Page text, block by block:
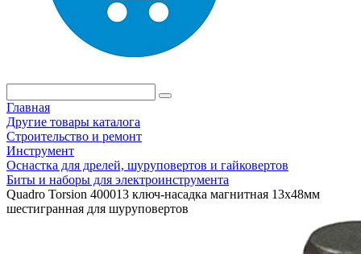
Главная
Другие товары каталога
Строительство и ремонт
Инструмент
Оснастка для дрелей, шуруповертов и гайковертов
Биты и наборы для электроинструмента
Quadro Torsion 400013 ключ-насадка магнитная 13х48мм
шестигранная для шуруповертов